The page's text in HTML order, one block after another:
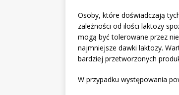
Osoby, które doświadczają
zależności od ilości laktozy
mogą być tolerowane przez
najmniejsze dawki laktozy.
bardziej przetworzonych
W przypadku występowania